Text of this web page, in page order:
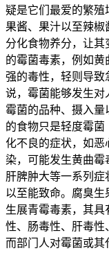
疑是它们最爱的繁殖
果酱、果汁以至辣
分化食物养分，让
的霉菌毒素，例如
强的毒性，轻则导致
说，霉菌能够发生对
霉菌的品种、摄入量
的食物只是轻度霉
化不良的症状，如恶
染，可能发生黄曲霉
肝脾肿大等一系列症
以至能致命。腐臭
生展青霉毒素，其
性、肠毒性、肝毒性
而部门人对霉菌或